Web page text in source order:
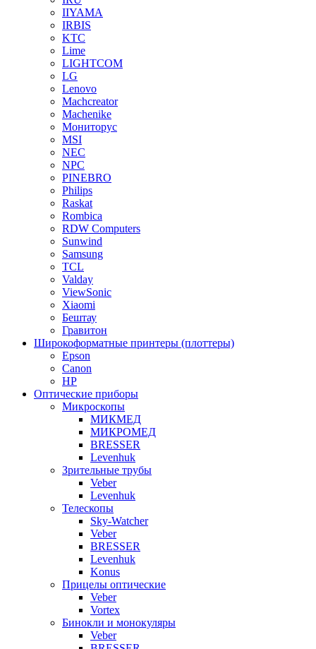
IIYAMA
IRBIS
KTC
Lime
LIGHTCOM
LG
Lenovo
Machcreator
Machenike
Мониторус
MSI
NEC
NPC
PINEBRO
Philips
Raskat
Rombica
RDW Computers
Sunwind
Samsung
TCL
Valday
ViewSonic
Xiaomi
Бештау
Гравитон
Широкоформатные принтеры (плоттеры)
Epson
Canon
HP
Оптические приборы
Микроскопы
МИКМЕД
МИКРОМЕД
BRESSER
Levenhuk
Зрительные трубы
Veber
Levenhuk
Телескопы
Sky-Watcher
Veber
BRESSER
Levenhuk
Konus
Прицелы оптические
Veber
Vortex
Бинокли и монокуляры
Veber